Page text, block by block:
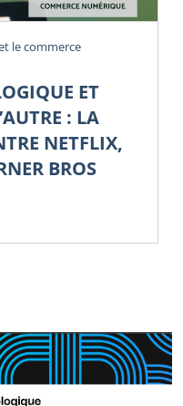
le commerce
ET
: LA
NETFLIX,
BROS